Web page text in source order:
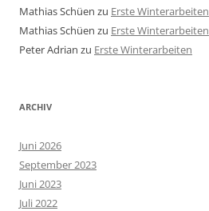
Mathias Schüen zu Erste Winterarbeiten
Mathias Schüen zu Erste Winterarbeiten
Peter Adrian zu Erste Winterarbeiten
ARCHIV
Juni 2026
September 2023
Juni 2023
Juli 2022